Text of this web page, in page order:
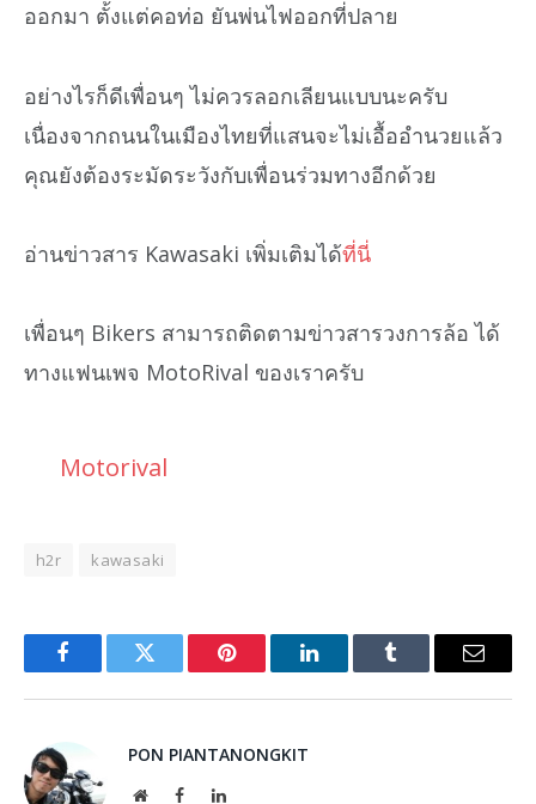
ออกมา ตั้งแต่คอท่อ ยันพ่นไฟออกที่ปลาย
อย่างไรก็ดีเพื่อนๆ ไม่ควรลอกเลียนแบบนะครับ
เนื่องจากถนนในเมืองไทยที่แสนจะไม่เอื้ออำนวยแล้ว
คุณยังต้องระมัดระวังกับเพื่อนร่วมทางอีกด้วย
อ่านข่าวสาร Kawasaki เพิ่มเติมได้ที่นี่
เพื่อนๆ Bikers สามารถติดตามข่าวสารวงการล้อ ได้
ทางแฟนเพจ MotoRival ของเราครับ
Motorival
h2r kawasaki
FacebookTwitter Pinterest LinkedInTumblr Email
PON PIANTANONGKIT
WebsiteFacebookLinkedIn